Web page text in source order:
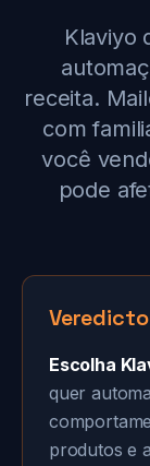
Klaviyo
receita.
com
você
pode
Escolha
quer
produtos e